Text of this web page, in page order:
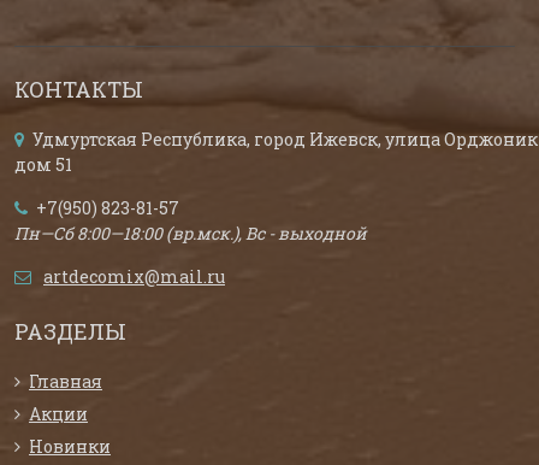
КОНТАКТЫ
Удмуртская Республика, город Ижевск, улица
дом 51
+7(950) 823-81-57
Пн—Сб 8:00—18:00 (вр.мск.), Вс - выходной
artdecomix@mail.ru
РАЗДЕЛЫ
Главная
Акции
Новинки